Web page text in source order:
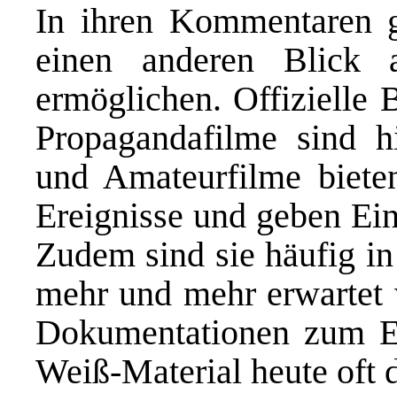
In ihren Kommentaren
einen anderen Blick
ermöglichen. Offizielle
Propagandafilme sind
und Amateurfilme
Ereignisse und geben
Zudem sind sie häufig
mehr und mehr
Dokumentationen zum
Weiß-Material heute oft